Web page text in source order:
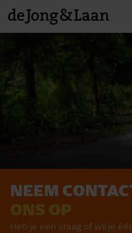
NEEM
ONS OP
Heb je een vraag of wil je